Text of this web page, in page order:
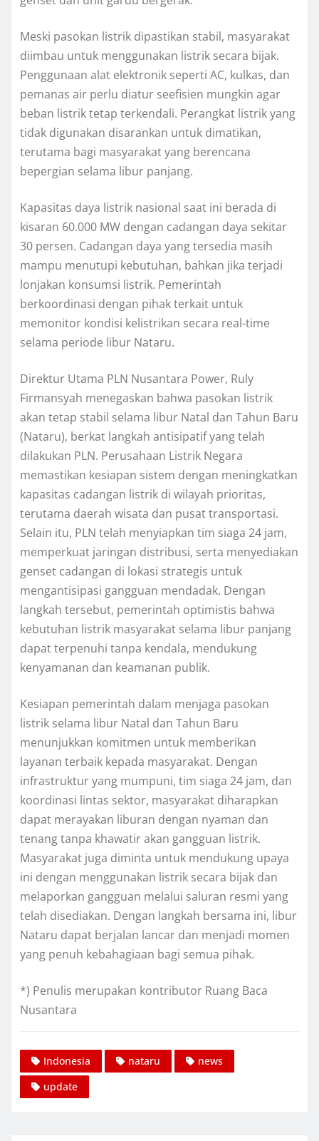
Meski pasokan listrik dipastikan stabil, masyarakat
diimbau untuk menggunakan listrik secara bijak.
Penggunaan alat elektronik seperti AC, kulkas, dan
pemanas air perlu diatur seefisien mungkin agar
beban listrik tetap terkendali. Perangkat listrik yang
tidak digunakan disarankan untuk dimatikan,
terutama bagi masyarakat yang berencana
bepergian selama libur panjang.
Kapasitas daya listrik nasional saat ini berada di
kisaran 60.000 MW dengan cadangan daya sekitar
30 persen. Cadangan daya yang tersedia masih
mampu menutupi kebutuhan, bahkan jika terjadi
lonjakan konsumsi listrik. Pemerintah
berkoordinasi dengan pihak terkait untuk
memonitor kondisi kelistrikan secara real-time
selama periode libur Nataru.
Direktur Utama PLN Nusantara Power, Ruly
Firmansyah menegaskan bahwa pasokan listrik
akan tetap stabil selama libur Natal dan Tahun Baru
(Nataru), berkat langkah antisipatif yang telah
dilakukan PLN. Perusahaan Listrik Negara
memastikan kesiapan sistem dengan meningkatkan
kapasitas cadangan listrik di wilayah prioritas,
terutama daerah wisata dan pusat transportasi.
Selain itu, PLN telah menyiapkan tim siaga 24 jam,
memperkuat jaringan distribusi, serta menyediakan
genset cadangan di lokasi strategis untuk
mengantisipasi gangguan mendadak. Dengan
langkah tersebut, pemerintah optimistis bahwa
kebutuhan listrik masyarakat selama libur panjang
dapat terpenuhi tanpa kendala, mendukung
kenyamanan dan keamanan publik.
Kesiapan pemerintah dalam menjaga pasokan
listrik selama libur Natal dan Tahun Baru
menunjukkan komitmen untuk memberikan
layanan terbaik kepada masyarakat. Dengan
infrastruktur yang mumpuni, tim siaga 24 jam, dan
koordinasi lintas sektor, masyarakat diharapkan
dapat merayakan liburan dengan nyaman dan
tenang tanpa khawatir akan gangguan listrik.
Masyarakat juga diminta untuk mendukung upaya
ini dengan menggunakan listrik secara bijak dan
melaporkan gangguan melalui saluran resmi yang
telah disediakan. Dengan langkah bersama ini, libur
Nataru dapat berjalan lancar dan menjadi momen
yang penuh kebahagiaan bagi semua pihak.
*) Penulis merupakan kontributor Ruang Baca
Nusantara
Indonesia nataru
news
update